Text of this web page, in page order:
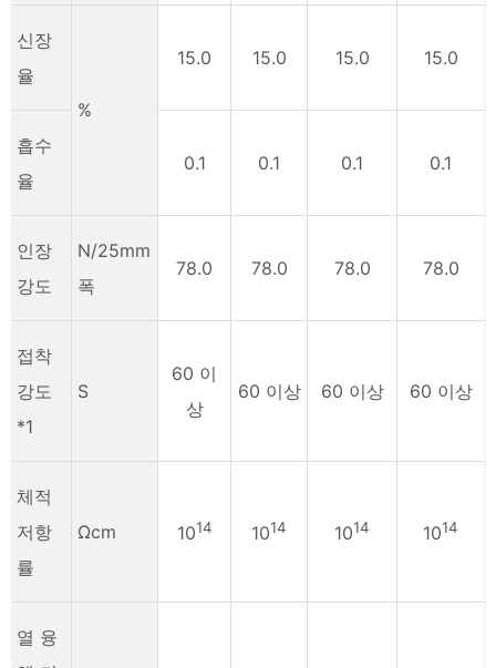
신장
율
%
15.0 15.0 15.0 15.0
흡수
율
0.1 0.1 0.1 0.1
인장
강도
N/25mm
폭
78.0 78.0 78.0 78.0
접착
강도
*1
S
60 이
상
60 이상 60 이상 60 이상
체적
저항
률
Ωcm 1014 1014 1014 1014
열 융